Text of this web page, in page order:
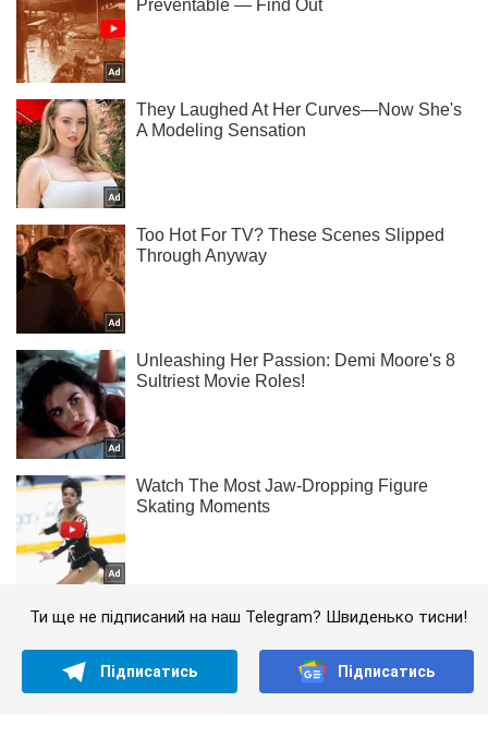
Ти ще не підписаний на наш Telegram? Швиденько тисни!
Підписатись Підписатись